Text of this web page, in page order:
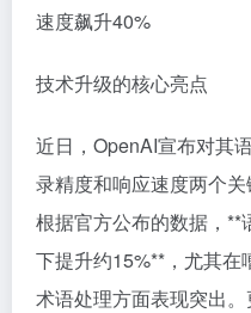
速度飙升40%
技术升级的核心亮点
近日，OpenAI宣布对其
录精度和响应速度两个关
根据官方公布的数据，
下提升约15%**，尤其在
术语处理方面表现突出